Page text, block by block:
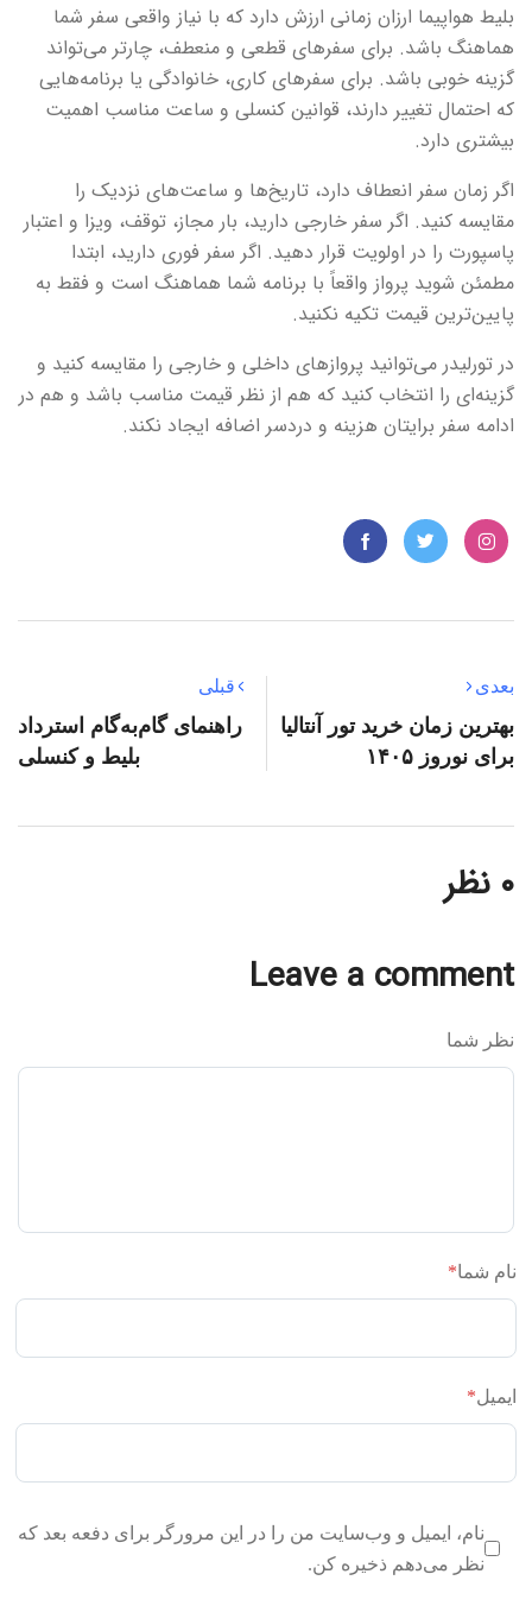
بلیط هواپیما ارزان زمانی ارزش دارد که با نیاز واقعی سفر شما
هماهنگ باشد. برای سفرهای قطعی و منعطف، چارتر می‌تواند
گزینه خوبی باشد. برای سفرهای کاری، خانوادگی یا برنامه‌هایی
که احتمال تغییر دارند، قوانین کنسلی و ساعت مناسب اهمیت
بیشتری دارد.
اگر زمان سفر انعطاف دارد، تاریخ‌ها و ساعت‌های نزدیک را
مقایسه کنید. اگر سفر خارجی دارید، بار مجاز، توقف، ویزا و اعتبار
پاسپورت را در اولویت قرار دهید. اگر سفر فوری دارید، ابتدا
مطمئن شوید پرواز واقعاً با برنامه شما هماهنگ است و فقط به
پایین‌ترین قیمت تکیه نکنید.
در تورلیدر می‌توانید پروازهای داخلی و خارجی را مقایسه کنید و
گزینه‌ای را انتخاب کنید که هم از نظر قیمت مناسب باشد و هم در
ادامه سفر برایتان هزینه و دردسر اضافه ایجاد نکند.
قبلی
راهنمای گام‌به‌گام استرداد
بلیط و کنسلی
بعدی
بهترین زمان خرید تور آنتالیا
برای نوروز ۱۴۰۵
۰ نظر
Leave a comment
نظر شما
نام شما*
ایمیل*
نام، ایمیل و وب‌سایت من را در این مرورگر برای دفعه بعد که
نظر می‌دهم ذخیره کن.